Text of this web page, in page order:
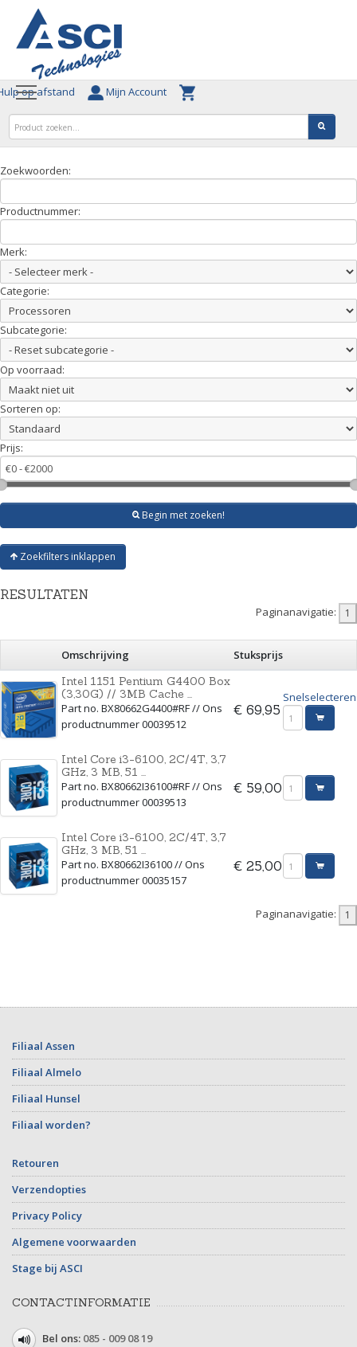
op afstand Mijn Account
Zoekwoorden:
Productnummer:
Merk:
Categorie:
Subcategorie:
Op voorraad:
Sorteren op:
Prijs:
Begin met zoeken!
Zoekfilters inklappen
RESULTATEN
Paginanavigatie:
Omschrijving
Stuksprijs
Intel 1151 Pentium G4400 Box
(3,30G) // 3MB Cache ...
Part no. BX80662G4400#RF // Ons
productnummer 00039512
€ 69,95
Snelselecteren
Intel Core i3-6100, 2C/4T, 3,7
GHz, 3 MB, 51 ...
Part no. BX80662I36100#RF // Ons
productnummer 00039513
€ 59,00
Intel Core i3-6100, 2C/4T, 3,7
GHz, 3 MB, 51 ...
Part no. BX80662I36100 // Ons
productnummer 00035157
€ 25,00
Paginanavigatie:
Filiaal Assen
Filiaal Almelo
Filiaal Hunsel
Filiaal worden?
Retouren
Verzendopties
Privacy Policy
Algemene voorwaarden
Stage bij ASCI
CONTACTINFORMATIE
Bel ons: 085 - 009 08 19